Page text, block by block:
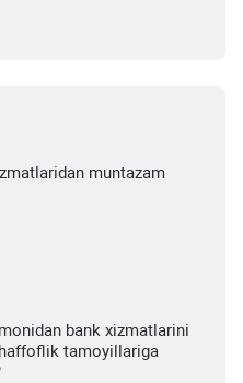
muntazam
bank xizmatlarini
tamoyillariga